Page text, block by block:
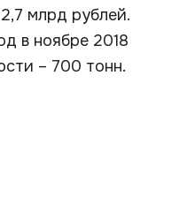
млрд рублей.
в ноябре 2018
– 700 тонн.